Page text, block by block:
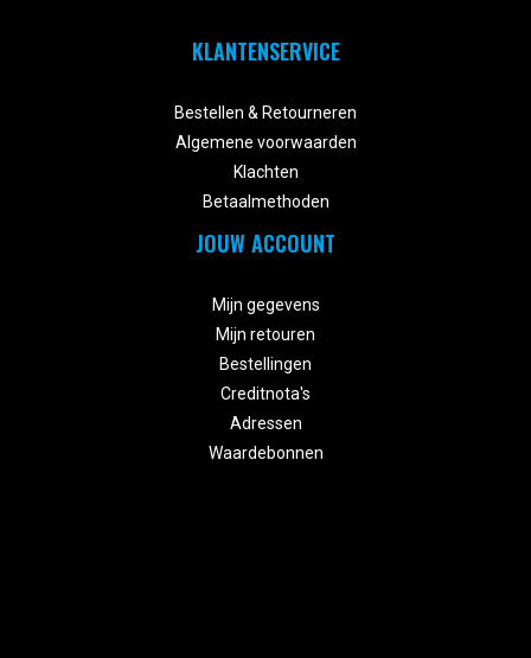
KLANTENSERVICE
Bestellen & Retourneren
Algemene voorwaarden
Klachten
Betaalmethoden
JOUW ACCOUNT
Mijn gegevens
Mijn retouren
Bestellingen
Creditnota's
Adressen
Waardebonnen